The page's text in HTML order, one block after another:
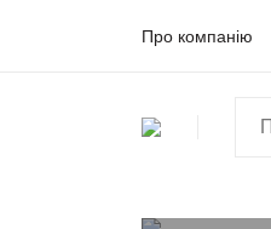
Про компанію